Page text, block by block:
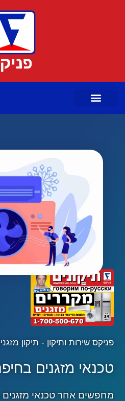
פניקס שירות ותיקון - תיקון
טכנאי מזגנים
מחפשים אחר טכנאי